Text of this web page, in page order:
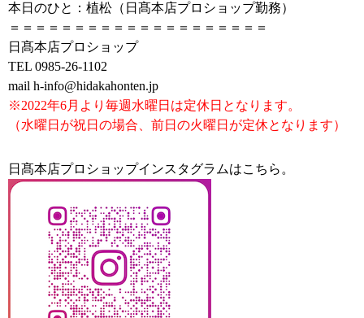
本日のひと：植松（日髙本店プロショップ勤務）
＝＝＝＝＝＝＝＝＝＝＝＝＝＝＝＝＝＝＝＝
日髙本店プロショップ
TEL 0985-26-1102
mail h-info@hidakahonten.jp
※2022年6月より毎週水曜日は定休日となります。
（水曜日が祝日の場合、前日の火曜日が定休となります）
日髙本店プロショップインスタグラムはこちら。